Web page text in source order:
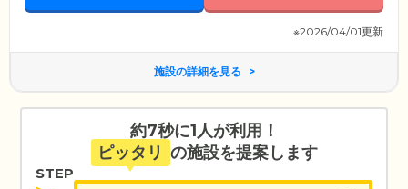
※2026/04/01更新
施設の詳細を見る
約7秒に1人が利用！
ピッタリ の施設を提案します
STEP